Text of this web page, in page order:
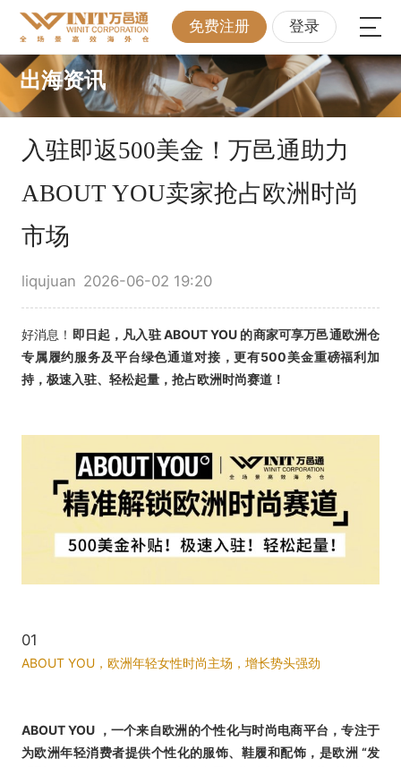
免费注册 登录
出海资讯
入驻即返500美金！万邑通助力
ABOUT YOU卖家抢占欧洲时尚
市场
liqujuan 2026-06-02 19:20
好消息！ 即日起，凡入驻 ABOUT YOU 的商家可享万邑通欧洲仓
专属履约服务及平台绿色通道对接，更有500美金重磅福利加
持，极速入驻、轻松起量，抢占欧洲时尚赛道！
01
ABOUT YOU，欧洲年轻女性时尚主场，增长势头强劲
ABOUT YOU ，一个来自欧洲的个性化与时尚电商平台，专注于
为欧洲年轻消费者提供个性化的服饰、鞋履和配饰，是欧洲 “发